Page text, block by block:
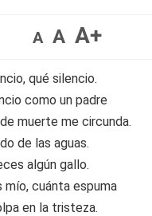
A A A+
qué silencio.
como un padre
muerte me circunda.
de las aguas.
algún gallo.
mío, cuánta espuma
en la tristeza.